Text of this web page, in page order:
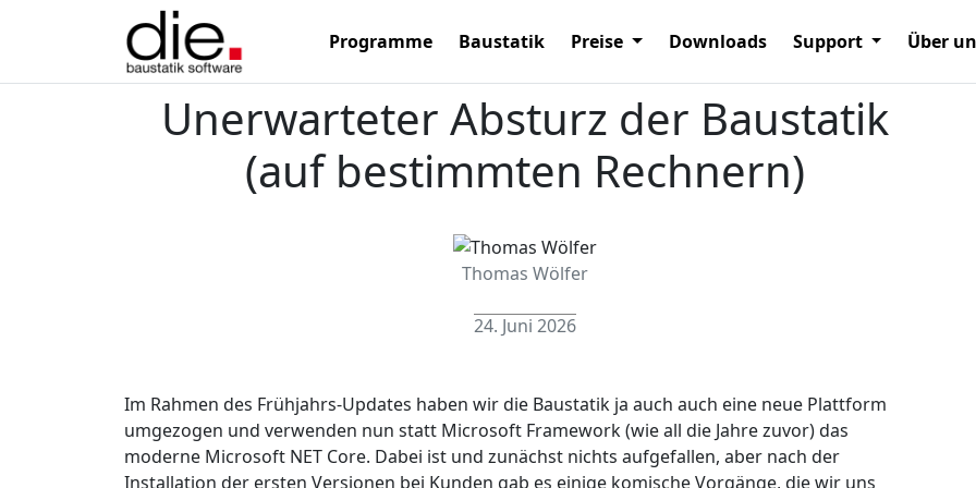
Programme Baustatik Preise Downloads Support Über
Unerwarteter Absturz der Baustatik
(auf bestimmten Rechnern)
Thomas Wölfer
24. Juni 2026
Im Rahmen des Frühjahrs-Updates haben wir die Baustatik ja auch auch eine neue Plattform
umgezogen und verwenden nun statt Microsoft Framework (wie all die Jahre zuvor) das
moderne Microsoft NET Core. Dabei ist und zunächst nichts aufgefallen, aber nach der
Installation der ersten Versionen bei Kunden gab es einige komische Vorgänge, die wir uns